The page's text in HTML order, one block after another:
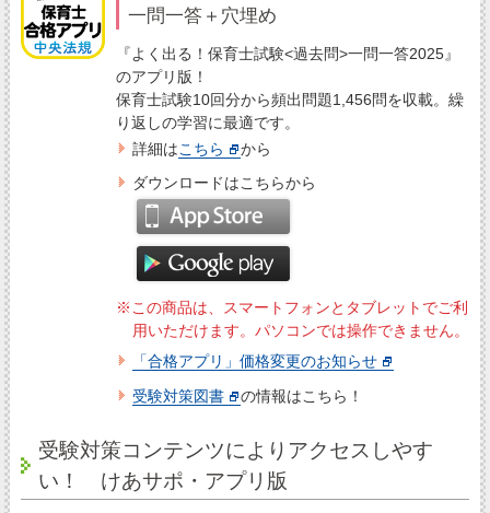
一問一答＋穴埋め
『よく出る！保育士試験<過去問>一問一答2025』
のアプリ版！
保育士試験10回分から頻出問題1,456問を収載。繰
り返しの学習に最適です。
詳細はこちら
から
ダウンロードはこちらから
※この商品は、スマートフォンとタブレットでご利
用いただけます。パソコンでは操作できません。
「合格アプリ」価格変更のお知らせ
受験対策図書
の情報はこちら！
受験対策コンテンツによりアクセスしやす
い！ けあサポ・アプリ版